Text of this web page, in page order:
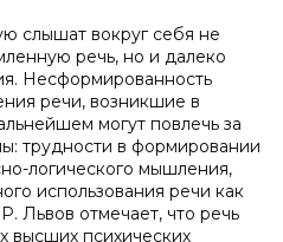
слышат вокруг себя не
речь, но и далеко
Несформированность
речи, возникшие в
могут повлечь за
трудности в формировании
логического мышления,
использования речи как
Львов отмечает, что речь
высших психических